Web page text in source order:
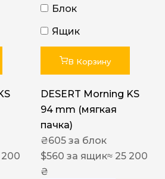
200
Блок
Ящик
В Корзину
DESERT Morning KS
94 mm (мягкая
пачка)
₴605 за блок
$560 за ящик≈ 25 200
₴